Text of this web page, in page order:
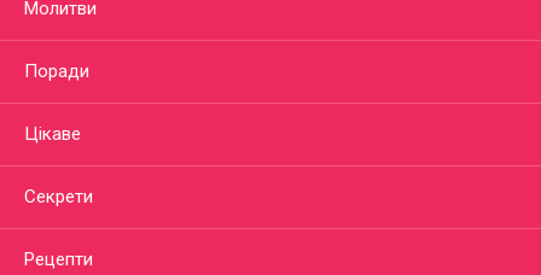
Молитви
Поради
Цікаве
Секрети
Рецепти